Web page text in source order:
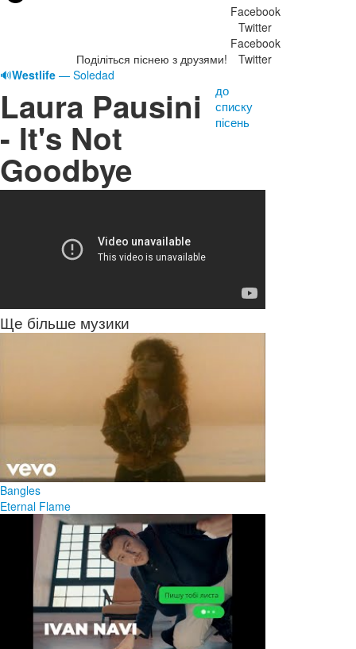
Поділіться піснею з друзями!
Facebook
Twitter
Facebook
Twitter
🔊Westlife — Soledad
Laura Pausini
- It's Not
Goodbye
до
списку
пісень
Ще більше музики
Bangles
Eternal Flame